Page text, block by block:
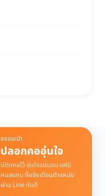
ขอแนะนำ
ปลอกคออุ่นใจ
มีติดคอไว้ อุ่นใจแน่นอน แค่มี
คนสแกน ก็แจ้งเตือนตำแหน่ง
ผ่าน Line ทันที